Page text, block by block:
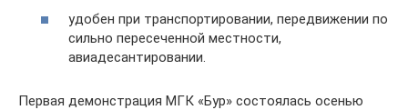
удобен при транспортировании, передвижении по
сильно пересеченной местности,
авиадесантировании.
Первая демонстрация МГК «Бур» состоялась осенью